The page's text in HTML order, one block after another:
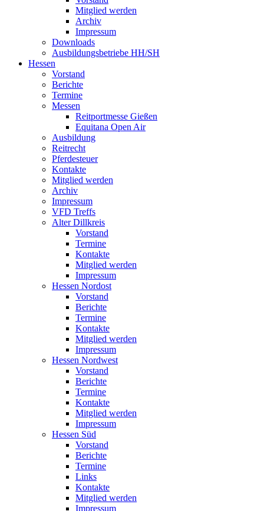
Mitglied werden
Archiv
Impressum
Downloads
Ausbildungsbetriebe HH/SH
Hessen
Vorstand
Berichte
Termine
Messen
Reitportmesse Gießen
Equitana Open Air
Ausbildung
Reitrecht
Pferdesteuer
Kontakte
Mitglied werden
Archiv
Impressum
VFD Treffs
Alter Dillkreis
Vorstand
Termine
Kontakte
Mitglied werden
Impressum
Hessen Nordost
Vorstand
Berichte
Termine
Kontakte
Mitglied werden
Impressum
Hessen Nordwest
Vorstand
Berichte
Termine
Kontakte
Mitglied werden
Impressum
Hessen Süd
Vorstand
Berichte
Termine
Links
Kontakte
Mitglied werden
Impressum